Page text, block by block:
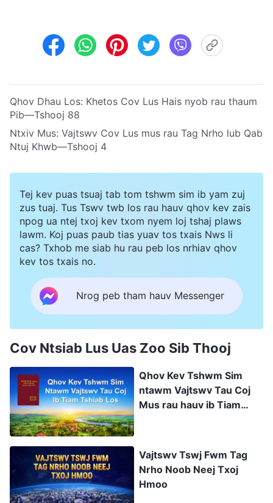
Qhov Dhau Los: Khetos Cov Lus Hais nyob rau thaum
Pib—Tshooj 88
Ntxiv Mus: Vajtswv Cov Lus mus rau Tag Nrho lub Qab
Ntuj Khwb—Tshooj 4
Tej kev puas tsuaj tab tom tshwm sim ib yam zuj
zus tuaj. Tus Tswv twb los rau hauv qhov kev zais
npog ua ntej txoj kev txom nyem loj tshaj plaws
lawm. Koj puas paub tias yuav tos txais Nws li
cas? Txhob me siab hu rau peb los nrhiav qhov
kev tos txais no.
Nrog peb tham hauv Messenger
Cov Ntsiab Lus Uas Zoo Sib Thooj
Qhov Kev Tshwm Sim
ntawm Vajtswv Tau Coj
Mus rau hauv ib Tiam
Vajtswv Tswj Fwm Tag
Nrho Noob Neej Txoj
Hmoo